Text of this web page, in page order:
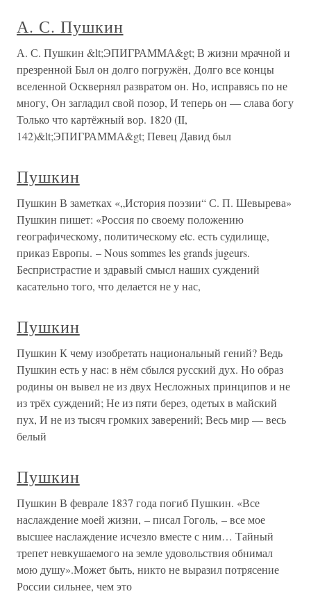
А. С. Пушкин
А. С. Пушкин &lt;ЭПИГРАММА&gt; В жизни мрачной и
презренной Был он долго погружён, Долго все концы
вселенной Осквернял развратом он. Но, исправясь по не
многу, Он загладил свой позор, И теперь он — слава богу
Только что картёжный вор. 1820 (II,
142)&lt;ЭПИГРАММА&gt; Певец Давид был
Пушкин
Пушкин В заметках «„История поэзии“ С. П. Шевырева»
Пушкин пишет: «Россия по своему положению
географическому, политическому etc. есть судилище,
приказ Европы. – Nous sommes les grands jugeurs.
Беспристрастие и здравый смысл наших суждений
касательно того, что делается не у нас,
Пушкин
Пушкин К чему изобретать национальный гений? Ведь
Пушкин есть у нас: в нём сбылся русский дух. Но образ
родины он вывел не из двух Несложных принципов и не
из трёх суждений; Не из пяти берез, одетых в майский
пух, И не из тысяч громких заверений; Весь мир — весь
белый
Пушкин
Пушкин В феврале 1837 года погиб Пушкин. «Все
наслаждение моей жизни, – писал Гоголь, – все мое
высшее наслаждение исчезло вместе с ним… Тайный
трепет невкушаемого на земле удовольствия обнимал
мою душу».Может быть, никто не выразил потрясение
России сильнее, чем это